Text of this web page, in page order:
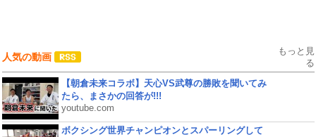
人気の動画
もっと見
る
【朝倉未来コラボ】天心VS武尊の勝敗を聞いてみ
たら、まさかの回答が!!!
youtube.com
ボクシング世界チャンピオンとスパーリングして